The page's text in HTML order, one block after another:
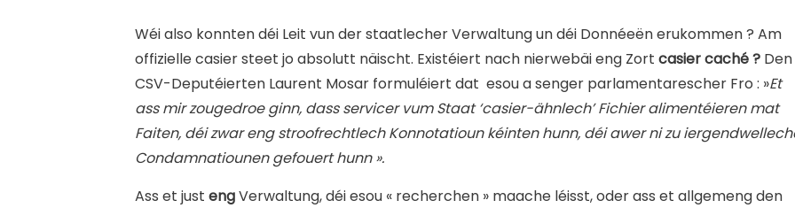
Wéi also konnten déi Leit vun der staatlecher Verwaltung un déi Donnéeën erukommen ? Am
offizielle casier steet jo absolutt näischt. Existéiert nach nierwebäi eng Zort casier caché ? Den
CSV-Deputéierten Laurent Mosar formuléiert dat esou a senger parlamentarescher Fro : »Et
ass mir zougedroe ginn, dass servicer vum Staat ‘casier-ähnlech’ Fichier alimentéieren mat
Faiten, déi zwar eng stroofrechtlech Konnotatioun kéinten hunn, déi awer ni zu
Condamnatiounen gefouert hunn ».
Ass et just engVerwaltung, déi esou « recherchen » maache léisst, oder ass et allgemeng den